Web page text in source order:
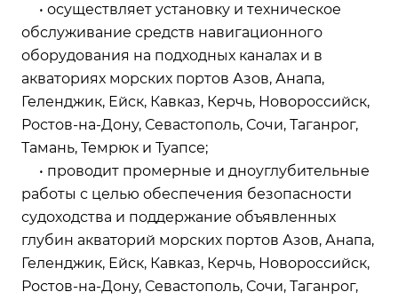
• осуществляет установку и техническое
обслуживание средств навигационного
оборудования на подходных каналах и в
акваториях морских портов Азов, Анапа,
Геленджик, Ейск, Кавказ, Керчь, Новороссийск,
Ростов-на-Дону, Севастополь, Сочи, Таганрог,
Тамань, Темрюк и Туапсе;
• проводит промерные и дноуглубительные
работы с целью обеспечения безопасности
судоходства и поддержание объявленных
глубин акваторий морских портов Азов, Анапа,
Геленджик, Ейск, Кавказ, Керчь, Новороссийск,
Ростов-на-Дону, Севастополь, Сочи, Таганрог,